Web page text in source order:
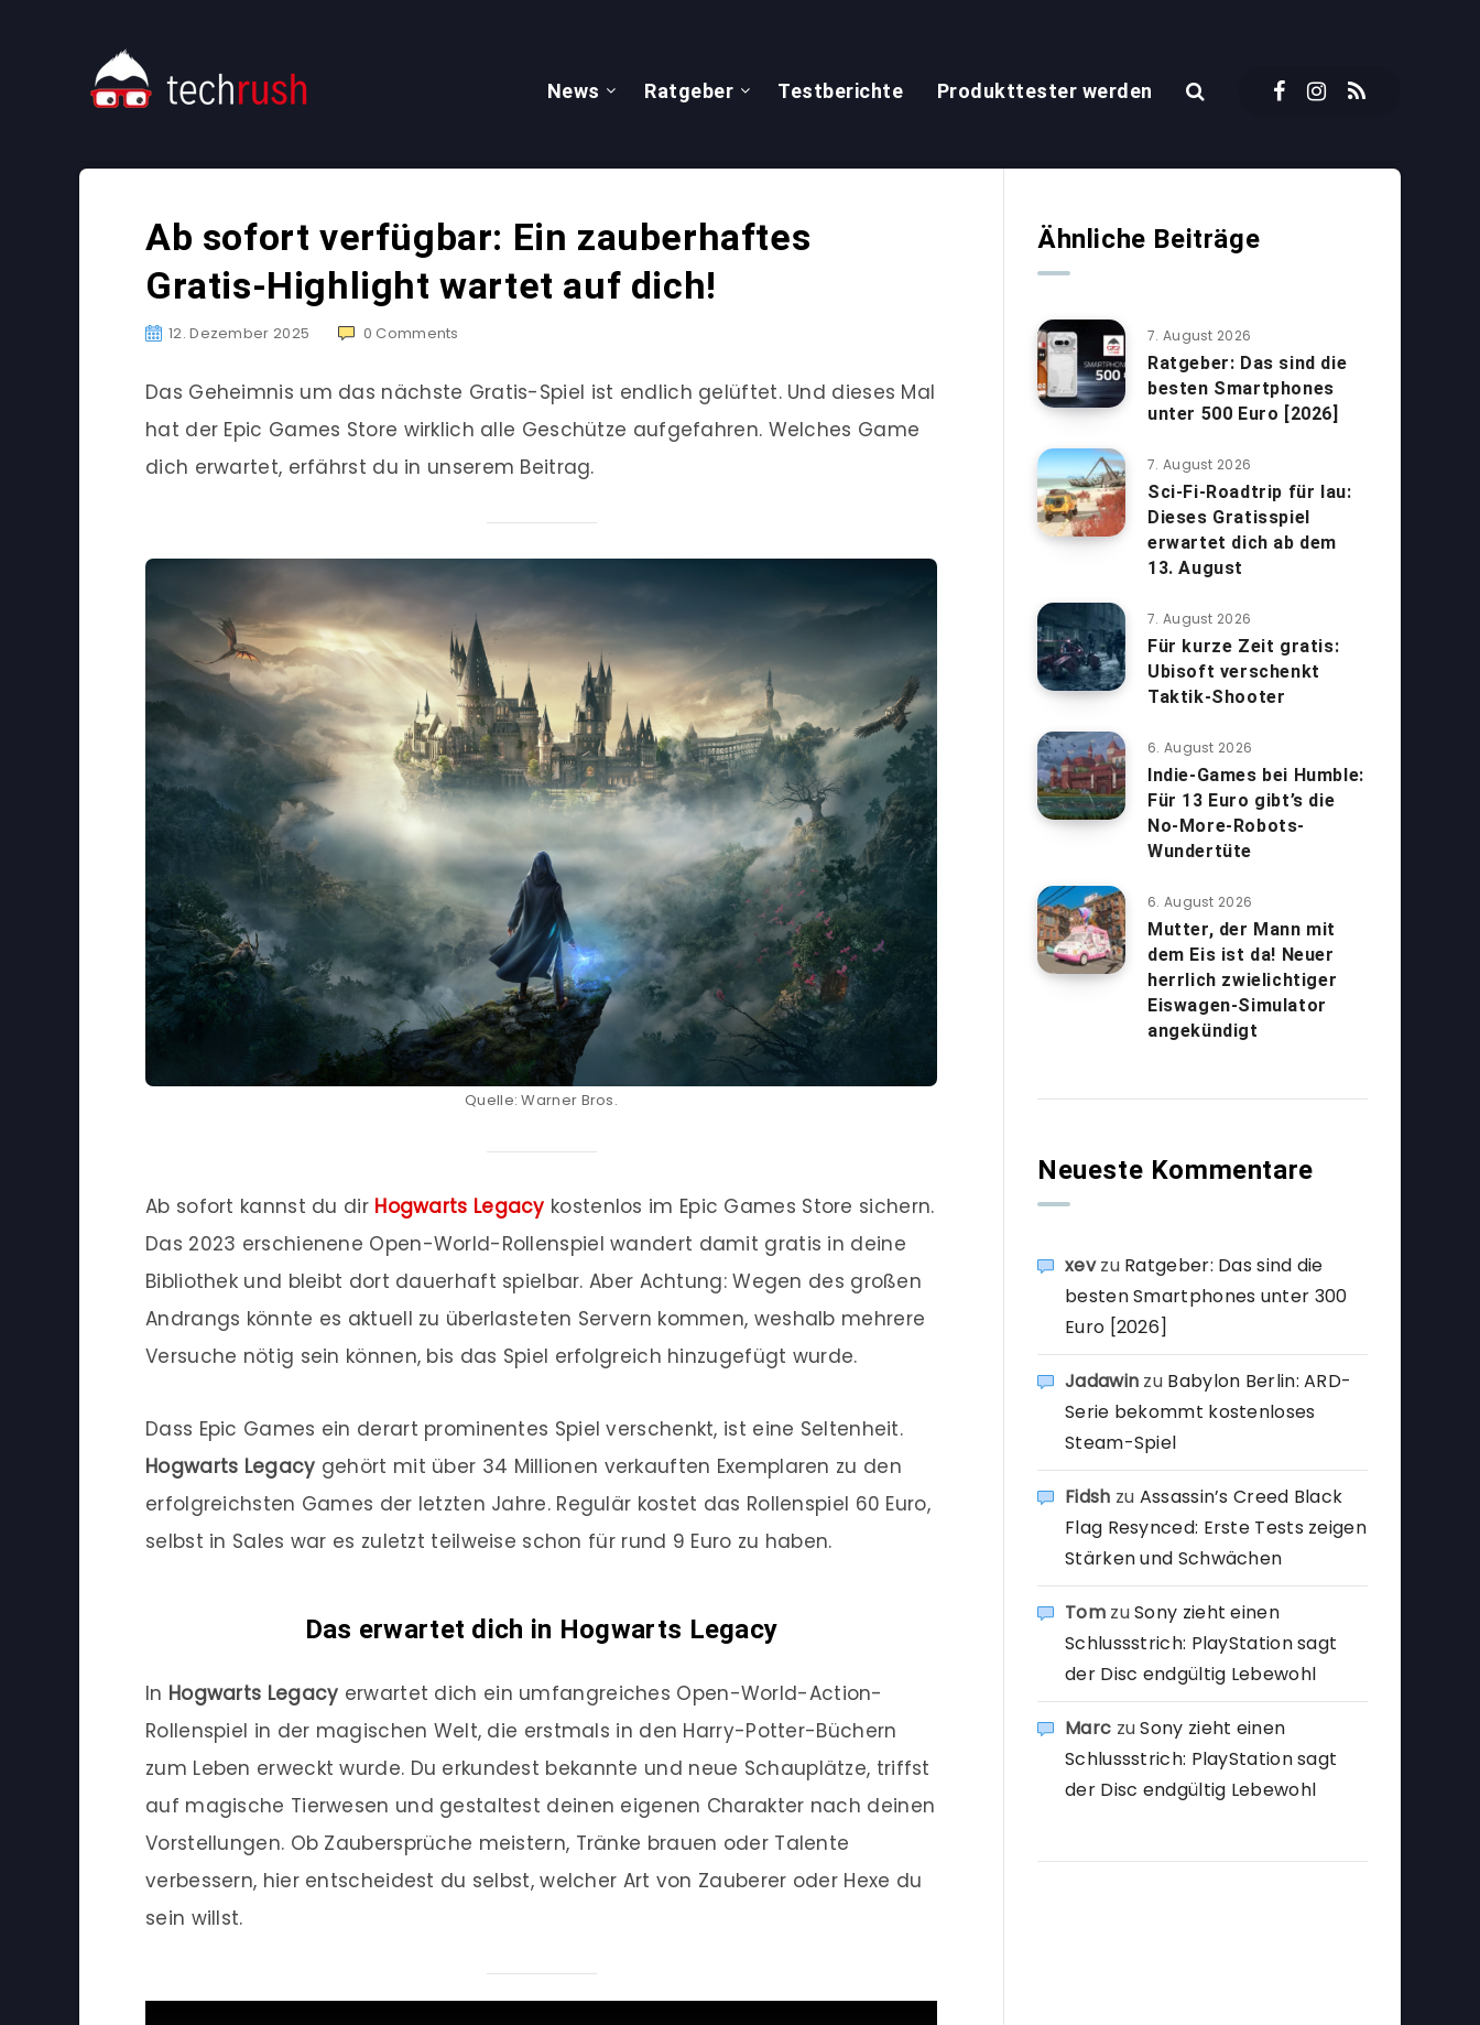
News Ratgeber Testberichte Produkttester werden
Ab sofort verfügbar: Ein zauberhaftes
Gratis-Highlight wartet auf dich!
12. Dezember 2025 0 Comments
Das Geheimnis um das nächste Gratis-Spiel ist endlich gelüftet. Und dieses Mal
hat der Epic Games Store wirklich alle Geschütze aufgefahren. Welches Game
dich erwartet, erfährst du in unserem Beitrag.
Quelle: Warner Bros.
Ab sofort kannst du dir Hogwarts Legacy kostenlos im Epic Games Store sichern.
Das 2023 erschienene Open-World-Rollenspiel wandert damit gratis in deine
Bibliothek und bleibt dort dauerhaft spielbar. Aber Achtung: Wegen des großen
Andrangs könnte es aktuell zu überlasteten Servern kommen, weshalb mehrere
Versuche nötig sein können, bis das Spiel erfolgreich hinzugefügt wurde.
Dass Epic Games ein derart prominentes Spiel verschenkt, ist eine Seltenheit.
Hogwarts Legacy gehört mit über 34 Millionen verkauften Exemplaren zu den
erfolgreichsten Games der letzten Jahre. Regulär kostet das Rollenspiel 60 Euro,
selbst in Sales war es zuletzt teilweise schon für rund 9 Euro zu haben.
Das erwartet dich in Hogwarts Legacy
In Hogwarts Legacy erwartet dich ein umfangreiches Open-World-Action-
Rollenspiel in der magischen Welt, die erstmals in den Harry-Potter-Büchern
zum Leben erweckt wurde. Du erkundest bekannte und neue Schauplätze, triffst
auf magische Tierwesen und gestaltest deinen eigenen Charakter nach deinen
Vorstellungen. Ob Zaubersprüche meistern, Tränke brauen oder Talente
verbessern, hier entscheidest du selbst, welcher Art von Zauberer oder Hexe du
sein willst.
Ähnliche Beiträge
7. August 2026
Ratgeber: Das sind die
besten Smartphones
unter 500 Euro [2026]
7. August 2026
Sci-Fi-Roadtrip für lau:
Dieses Gratisspiel
erwartet dich ab dem
13. August
7. August 2026
Für kurze Zeit gratis:
Ubisoft verschenkt
Taktik-Shooter
6. August 2026
Indie-Games bei Humble:
Für 13 Euro gibt’s die
No-More-Robots-
Wundertüte
6. August 2026
Mutter, der Mann mit
dem Eis ist da! Neuer
herrlich zwielichtiger
Eiswagen-Simulator
angekündigt
Neueste Kommentare
xevzu Ratgeber: Das sind die
besten Smartphones unter 300
Euro [2026]
Jadawin zu Babylon Berlin: ARD-
Serie bekommt kostenloses
Steam-Spiel
Fidsh zu Assassin’s Creed Black
Flag Resynced: Erste Tests zeigen
Stärken und Schwächen
TomzuSony zieht einen
Schlussstrich: PlayStation sagt
der Disc endgültig Lebewohl
Marc zuSony zieht einen
Schlussstrich: PlayStation sagt
der Disc endgültig Lebewohl